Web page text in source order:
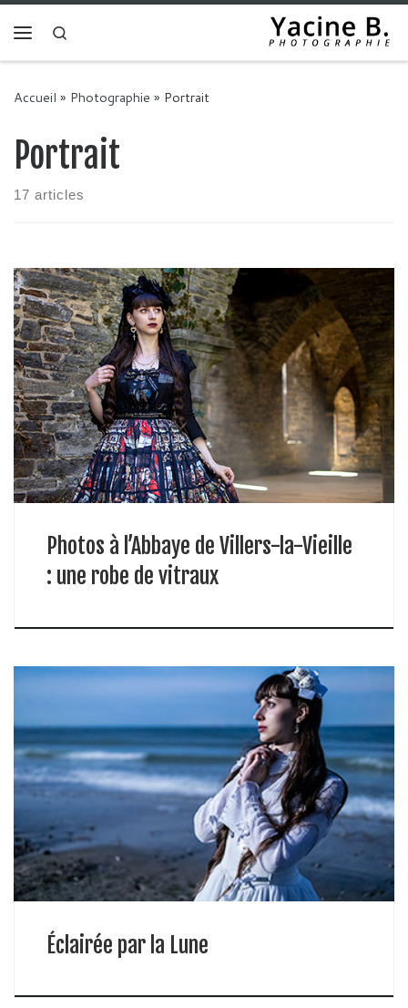
Skip to content
Accueil » Photographie » Portrait
Portrait
17 articles
Photos à l’Abbaye de Villers-la-Vieille
: une robe de vitraux
Éclairée par la Lune